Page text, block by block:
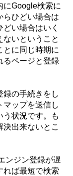
にGoogle検索に
らひどい場合は
い場合はいく
ないということ
とに同じ時期に
るページと登録
録の手続きをし
マップを送信し
う状況です。も
出来ないとこ
ンジン登録が遅
れば最短で検索